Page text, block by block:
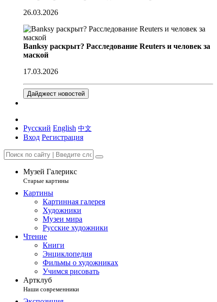
26.03.2026
Banksy раскрыт? Расследование Reuters и человек за
маской
17.03.2026
Дайджест новостей
Русский English 中文
Вход Регистрация
Музей Галерикс
Старые картины
Картины
Картинная галерея
Художники
Музеи мира
Русские художники
Чтение
Книги
Энциклопедия
Фильмы о художниках
Учимся рисовать
Артклуб
Наши современники